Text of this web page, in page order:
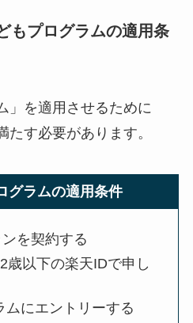
もプログラムの適用条
」を適用させるために
す必要があります。
グラムの適用条件
を契約する
歳以下の楽天IDで申し
ムにエントリーする